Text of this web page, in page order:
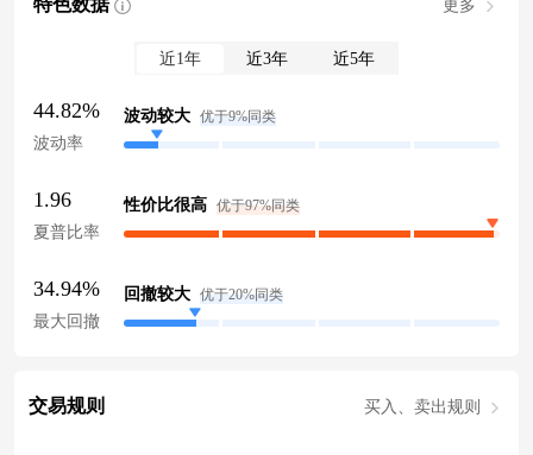
特色数据 更多
近1年 近3年 近5年
44.82%
波动率
波动较大 优于9%同类
1.96
夏普比率
性价比很高 优于97%同类
34.94%
最大回撤
回撤较大 优于20%同类
交易规则 买入、卖出规则